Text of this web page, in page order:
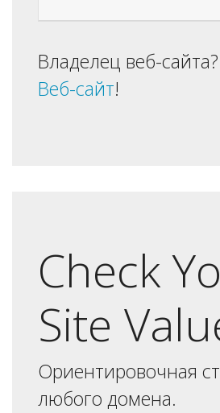
Владелец веб-сайта?
Веб-сайт!
Check
Site
Ориентировочная
любого домена.